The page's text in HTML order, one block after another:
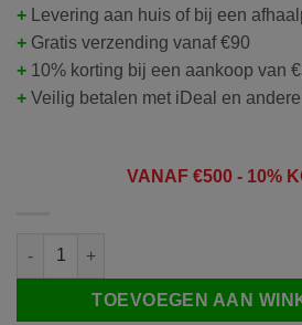
+
Levering aan huis of bij een
+ Gratis verzending vanaf €90
+ 10% korting bij een aankoop van
+ Veilig betalen met iDeal en
VANAF €500 - 10%
DS1902 | deurbel intercom met
TOEVOEGEN AAN